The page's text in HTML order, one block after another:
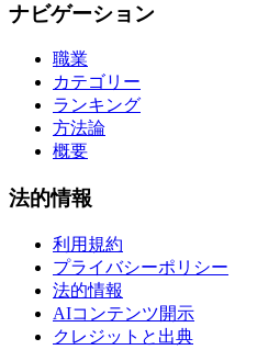
ナビゲーション
職業
カテゴリー
ランキング
方法論
概要
法的情報
利用規約
プライバシーポリシー
法的情報
AIコンテンツ開示
クレジットと出典